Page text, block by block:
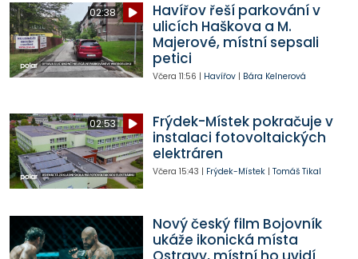
02:38
Havířov řeší parkování v
ulicích Haškova a M.
Majerové, místní sepsali
petici
Včera 11:56 | Havířov| Bára Kelnerová
02:53
Frýdek-Místek pokračuje v
instalaci fotovoltaických
elektráren
Včera 15:43 | Frýdek-Místek| Tomáš Tikal
Nový český film Bojovník
ukáže ikonická místa